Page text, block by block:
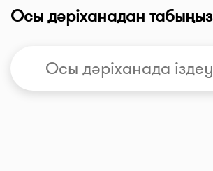
Осы дәріханадан табыңыз